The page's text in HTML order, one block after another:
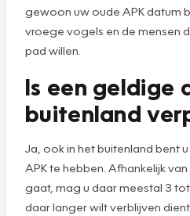
gewoon uw oude APK datum
vroege vogels en de mensen
pad willen.
Is een geldige
buitenland
Ja, ook in het buitenland bent
APK te hebben. Afhankelijk
gaat, mag u daar meestal 3
daar langer wilt verblijven